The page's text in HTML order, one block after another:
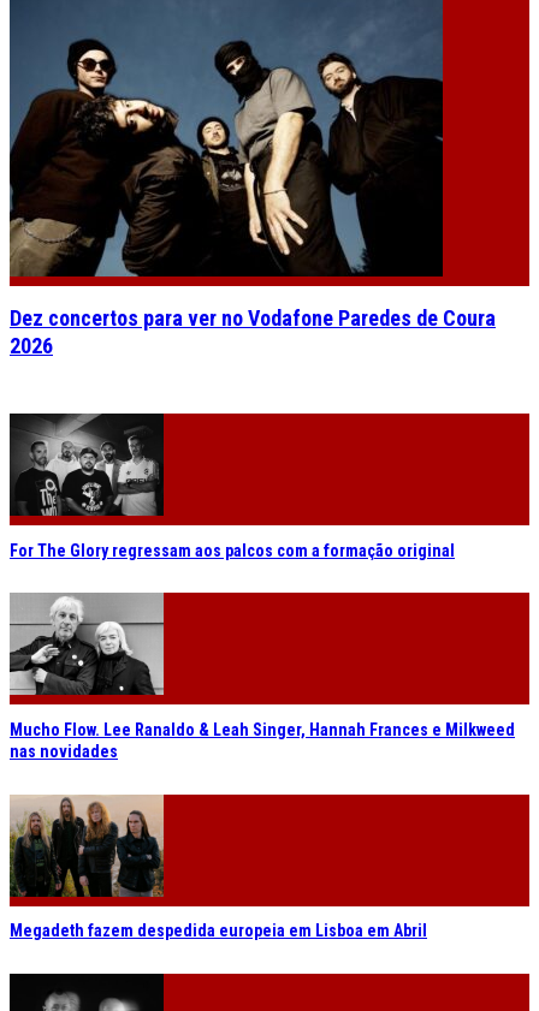
Dez concertos para ver no Vodafone Paredes de Coura
2026
For The Glory regressam aos palcos com a formação original
Mucho Flow. Lee Ranaldo & Leah Singer, Hannah Frances e Milkweed
nas novidades
Megadeth fazem despedida europeia em Lisboa em Abril